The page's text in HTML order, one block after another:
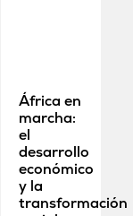
África en
marcha:
el
desarrollo
económico
y la
transformación